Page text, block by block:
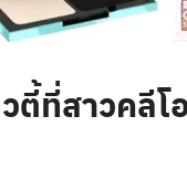
ที่สาวคลีโ